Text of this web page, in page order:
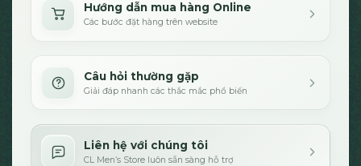
Hướng dẫn mua hàng Online
Các bước đặt hàng trên website
Câu hỏi thường gặp
Giải đáp nhanh các thắc mắc phổ biến
Liên hệ với chúng tôi
CL Men’s Store luôn sẵn sàng hỗ trợ